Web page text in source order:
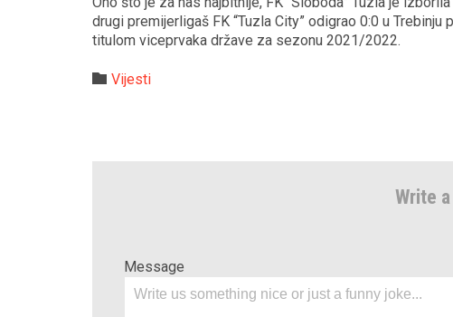
drugi premijerligaš FK “Tuzla City” odigrao 0:0 u
titulom viceprvaka države za sezonu 2021/2022.
 Category
Vijesti
Write
Message